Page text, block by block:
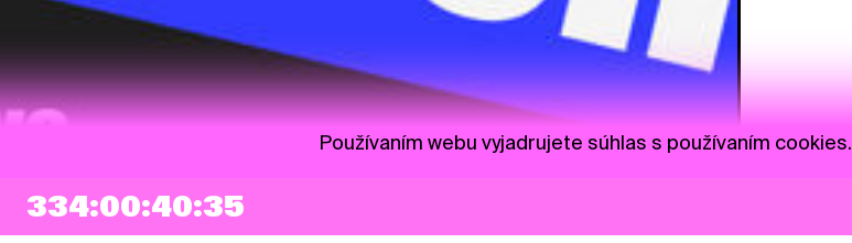
334:00:40:34
Používaním webu vyjadrujete súhlas s používaním cookies.